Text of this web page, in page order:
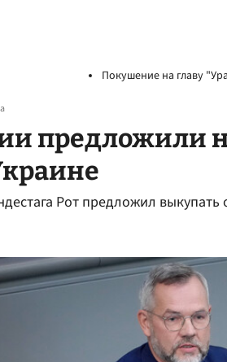
Покушение на главу
предложили
Рот предложил